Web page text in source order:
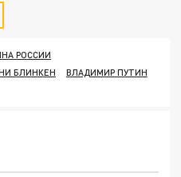
РОССИИ
БЛИНКЕН
ВЛАДИМИР ПУТИН